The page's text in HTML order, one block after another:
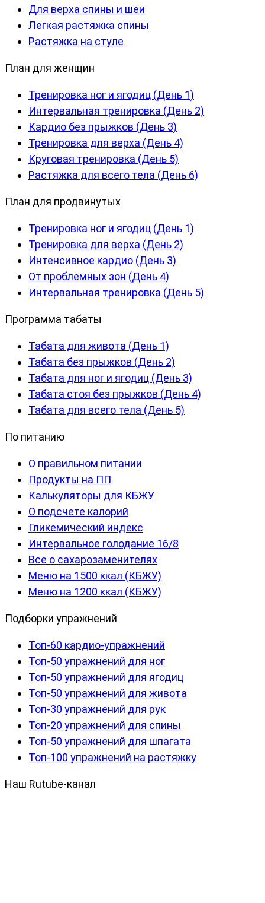
Для верха спины и шеи
Легкая растяжка спины
Растяжка на стуле
План для женщин
Тренировка ног и ягодиц (День 1)
Интервальная тренировка (День 2)
Кардио без прыжков (День 3)
Тренировка для верха (День 4)
Круговая тренировка (День 5)
Растяжка для всего тела (День 6)
План для продвинутых
Тренировка ног и ягодиц (День 1)
Тренировка для верха (День 2)
Интенсивное кардио (День 3)
От проблемных зон (День 4)
Интервальная тренировка (День 5)
Программа табаты
Табата для живота (День 1)
Табата без прыжков (День 2)
Табата для ног и ягодиц (День 3)
Табата стоя без прыжков (День 4)
Табата для всего тела (День 5)
По питанию
О правильном питании
Продукты на ПП
Калькуляторы для КБЖУ
О подсчете калорий
Гликемический индекс
Интервальное голодание 16/8
Все о сахарозаменителях
Меню на 1500 ккал (КБЖУ)
Меню на 1200 ккал (КБЖУ)
Подборки упражнений
Топ-60 кардио-упражнений
Топ-50 упражнений для ног
Топ-50 упражнений для ягодиц
Топ-50 упражнений для живота
Топ-30 упражнений для рук
Топ-20 упражнений для спины
Топ-50 упражнений для шпагата
Топ-100 упражнений на растяжку
Наш Rutube-канал